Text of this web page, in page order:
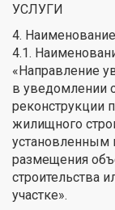
УСЛУГИ
4.
4.1.
«Направление
в уведомлении
реконструкции
жилищного
установленным
размещения
строительства
участке».